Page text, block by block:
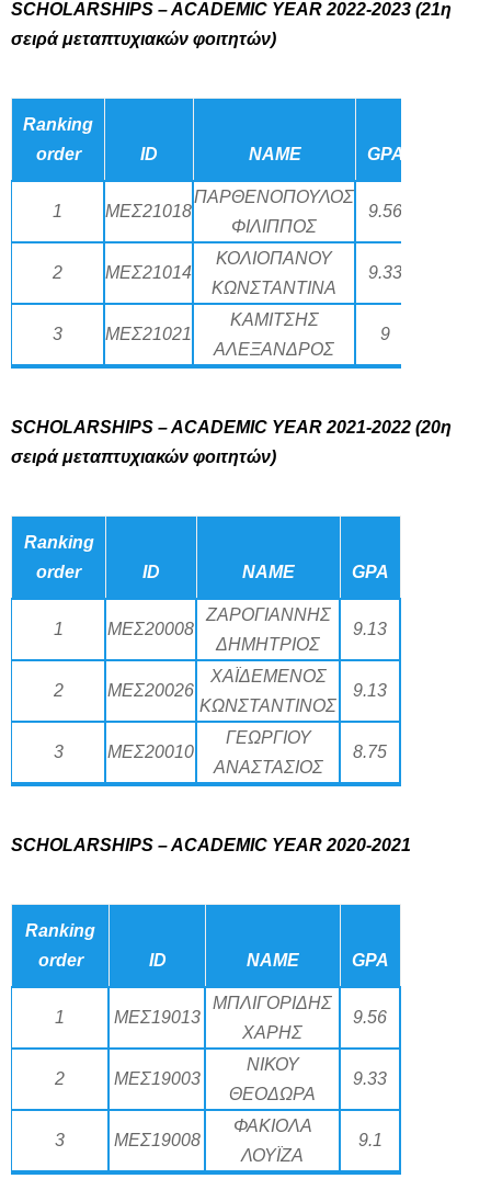
SCHOLARSHIPS – ACADEMIC YEAR 2022-2023 (21η
σειρά μεταπτυχιακών φοιτητών)
Ranking
order
ID NAME GPA
1 ΜΕΣ21018
ΠΑΡΘΕΝΟΠΟΥΛΟΣ
ΦΙΛΙΠΠΟΣ
9.56
2 ΜΕΣ21014
ΚΟΛΙΟΠΑΝΟΥ
ΚΩΝΣΤΑΝΤΙΝΑ
9.33
3 ΜΕΣ21021
ΚΑΜΙΤΣΗΣ
ΑΛΕΞΑΝΔΡΟΣ
9
SCHOLARSHIPS – ACADEMIC YEAR 2021-2022 (20η
σειρά μεταπτυχιακών φοιτητών)
Ranking
order
ID NAME GPA
1 ΜΕΣ20008
ΖΑΡΟΓΙΑΝΝΗΣ
ΔΗΜΗΤΡΙΟΣ
9.13
2 ΜΕΣ20026
ΧΑΪΔΕΜΕΝΟΣ
ΚΩΝΣΤΑΝΤΙΝΟΣ
9.13
3 ΜΕΣ20010
ΓΕΩΡΓΙΟΥ
ΑΝΑΣΤΑΣΙΟΣ
8.75
SCHOLARSHIPS – ACADEMIC YEAR 2020-2021
Ranking
order
ID NAME GPA
1 ΜΕΣ19013
ΜΠΛΙΓΟΡΙΔΗΣ
ΧΑΡΗΣ
9.56
2 ΜΕΣ19003
ΝΙΚΟΥ
ΘΕΟΔΩΡΑ
9.33
3 ΜΕΣ19008
ΦΑΚΙΟΛΑ
ΛΟΥΪΖΑ
9.1